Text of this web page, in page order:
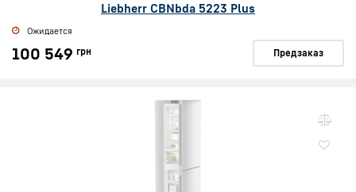
Liebherr CBNbda 5223 Plus
Ожидается
100 549 грн Предзаказ